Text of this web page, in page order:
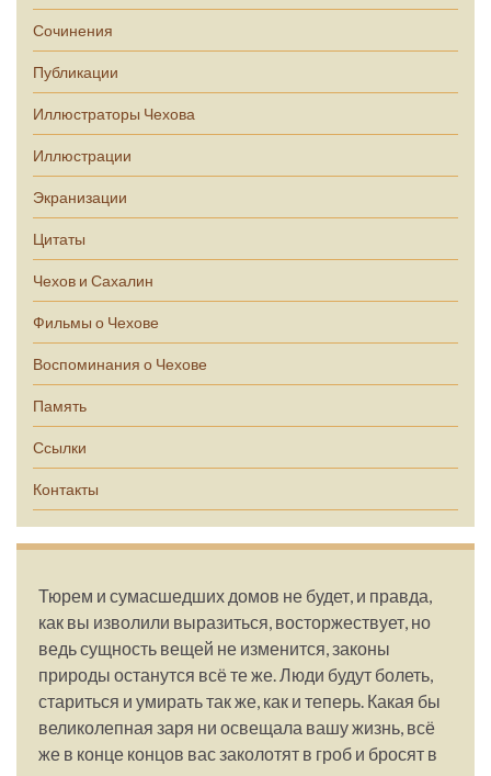
Сочинения
Публикации
Иллюстраторы Чехова
Иллюстрации
Экранизации
Цитаты
Чехов и Сахалин
Фильмы о Чехове
Воспоминания о Чехове
Память
Ссылки
Контакты
Тюрем и сумасшедших домов не будет, и правда,
как вы изволили выразиться, восторжествует, но
ведь сущность вещей не изменится, законы
природы останутся всё те же. Люди будут болеть,
стариться и умирать так же, как и теперь. Какая бы
великолепная заря ни освещала вашу жизнь, всё
же в конце концов вас заколотят в гроб и бросят в